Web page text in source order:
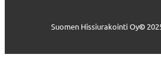
Suomen Hissiurakointi Oy©